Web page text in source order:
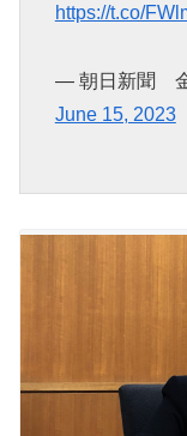
https://t.co/
— 朝日新聞 金
June 15, 2023